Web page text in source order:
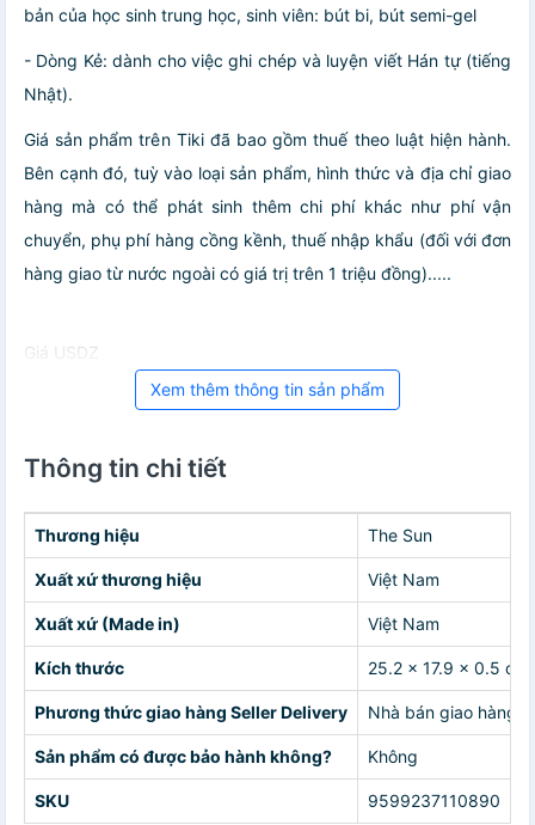
bản của học sinh trung học, sinh viên: bút bi, bút semi-gel
- Dòng Kẻ: dành cho việc ghi chép và luyện viết Hán tự (tiếng
Nhật).
Giá sản phẩm trên Tiki đã bao gồm thuế theo luật hiện hành.
Bên cạnh đó, tuỳ vào loại sản phẩm, hình thức và địa chỉ giao
hàng mà có thể phát sinh thêm chi phí khác như phí vận
chuyển, phụ phí hàng cồng kềnh, thuế nhập khẩu (đối với đơn
hàng giao từ nước ngoài có giá trị trên 1 triệu đồng).....
Giá USDZ
Xem thêm thông tin sản phẩm
Thông tin chi tiết
Thương hiệu The Sun
Xuất xứ thương hiệu Việt Nam
Xuất xứ (Made in) Việt Nam
Kích thước 25.2 x 17.9 x 0.5 cm
Phương thức giao hàng Seller Delivery Nhà bán giao hàng
Sản phẩm có được bảo hành không? Không
SKU 9599237110890